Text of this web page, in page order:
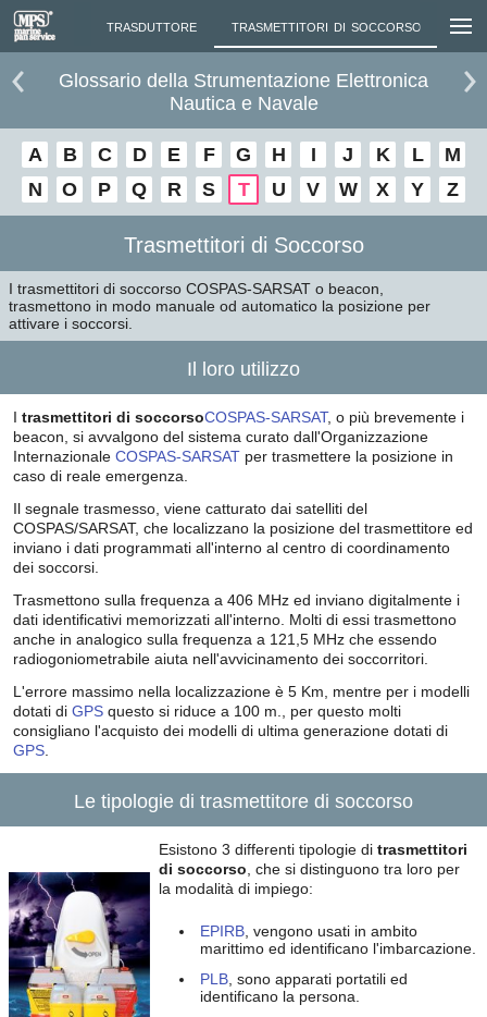
AIS TRASDUTTORE TRASMETTITORI DI SOCCORSO TSL
Glossario della Strumentazione Elettronica
Nautica e Navale
A B C D E F G H I J K L
M
N
O P Q R S T U V W X Y Z
Trasmettitori di Soccorso
I trasmettitori di soccorso COSPAS-SARSAT o beacon,
trasmettono in modo manuale od automatico la posizione per
attivare i soccorsi.
Il loro utilizzo
I trasmettitori di soccorsoCOSPAS-SARSAT, o più brevemente i
beacon, si avvalgono del sistema curato dall'Organizzazione
Internazionale COSPAS-SARSAT per trasmettere la posizione in
caso di reale emergenza.
Il segnale trasmesso, viene catturato dai satelliti del
COSPAS/SARSAT, che localizzano la posizione del trasmettitore ed
inviano i dati programmati all'interno al centro di coordinamento
dei soccorsi.
Trasmettono sulla frequenza a 406 MHz ed inviano digitalmente i
dati identificativi memorizzati all'interno. Molti di essi trasmettono
anche in analogico sulla frequenza a 121,5 MHz che essendo
radiogoniometrabile aiuta nell'avvicinamento dei soccorritori.
L'errore massimo nella localizzazione è 5 Km, mentre per i modelli
dotati di GPS questo si riduce a 100 m., per questo molti
consigliano l'acquisto dei modelli di ultima generazione dotati di
GPS
Le tipologie di trasmettitore di soccorso
Esistono 3 differenti tipologie di trasmettitori
di soccorso , che si distinguono tra loro per
la modalità di impiego:
EPIRB , vengono usati in ambito
marittimo ed identificano l'imbarcazione.
PLB , sono apparati portatili ed
identificano la persona.